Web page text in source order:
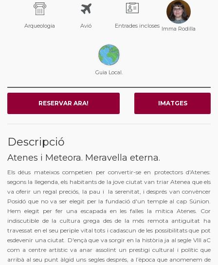
Arqueologia Avió Entrades incloses Imma Rodilla
Guia Local.
RESERVAR ARA! IMATGES
Descripció
Atenes i Meteora. Meravella eterna.
Els déus mateixos competien per convertir-se en protectors d'Atenes:
segons la llegenda, els habitants de la jove ciutat van triar Atenea que els
va oferir un regal preciós, la pau i la serenitat, i després van convèncer
Posidó que no va ser elegit per la fundació d'un temple al cap Súnion.
Hem elegit per fer una escapada en les falles la mítica Atenes. Cor
indiscutible de la cultura grega des de la més remota antiguitat ha
travessat en el seu periple vital tots i cadascun de les possibilitats que pot
esdevenir una ciutat. D'ençà que va sorgir en la història ja al segle VIII aC
com a centre artístic va anar assolint un prestigi cultural i polític que
arribà al seu punt àlgid uns segles després, a l’època que anomenem de